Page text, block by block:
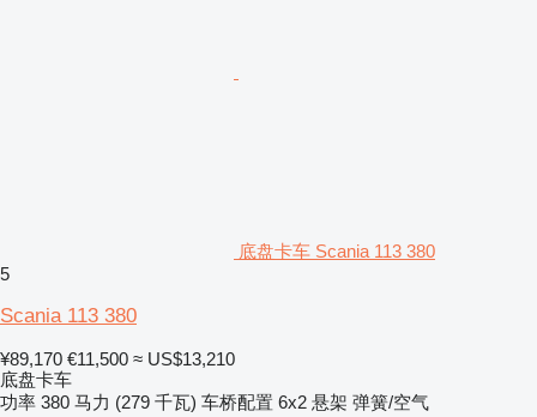
底盘卡车 Scania 113 380
5
Scania 113 380
¥89,170 €11,500 ≈ US$13,210
底盘卡车
功率 380 马力 (279 千瓦) 车桥配置 6x2 悬架 弹簧/空气